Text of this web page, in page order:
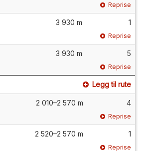
Reprise
3 930 m 1
Reprise
3 930 m 5
Reprise
Legg til rute
2 010–2 570 m 4
Reprise
2 520–2 570 m 1
Reprise